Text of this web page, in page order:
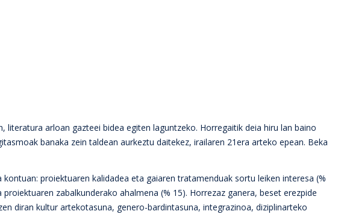
literatura arloan gazteei bidea egiten laguntzeko. Horregaitik deia hiru lan baino
banaka zein taldean aurkeztu daitekez, irailaren 21era arteko epean. Beka
proiektuaren kalidadea eta gaiaren tratamenduak sortu leiken interesa (%
zabalkunderako ahalmena (% 15). Horrezaz ganera, beset erezpide
diran kultur artekotasuna, genero-bardintasuna, integrazinoa, diziplinarteko